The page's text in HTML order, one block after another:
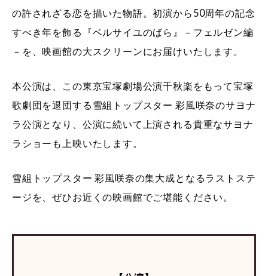
の許されざる恋を描いた物語。初演から50周年の記念
すべき年を飾る『ベルサイユのばら』－フェルゼン編
－を、映画館の大スクリーンにお届けいたします。
本公演は、この東京宝塚劇場公演千秋楽をもって宝塚
歌劇団を退団する雪組トップスター 彩風咲奈のサヨナ
ラ公演となり、公演に続いて上演される貴重なサヨナ
ラショーも上映いたします。
雪組トップスター 彩風咲奈の集大成となるラストステ
ージを、ぜひお近くの映画館でご堪能ください。